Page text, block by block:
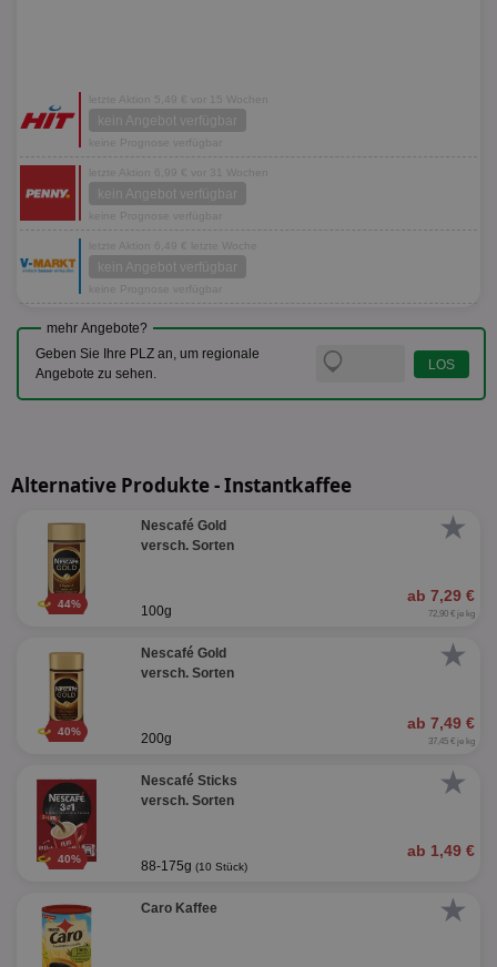
letzte Aktion 5,49 € vor 15 Wochen
kein Angebot verfügbar
keine Prognose verfügbar
letzte Aktion 6,99 € vor 31 Wochen
kein Angebot verfügbar
keine Prognose verfügbar
letzte Aktion 6,49 € letzte Woche
kein Angebot verfügbar
keine Prognose verfügbar
mehr Angebote?
Geben Sie Ihre PLZ an, um regionale
Angebote zu sehen.
Alternative Produkte - Instantkaffee
★
44%
Nescafé Gold
versch. Sorten
ab 7,29 €
100g 72,90 € je kg
★
40%
Nescafé Gold
versch. Sorten
ab 7,49 €
200g 37,45 € je kg
★
40%
Nescafé Sticks
versch. Sorten
ab 1,49 €
88-175g (10 Stück)
★
Caro Kaffee